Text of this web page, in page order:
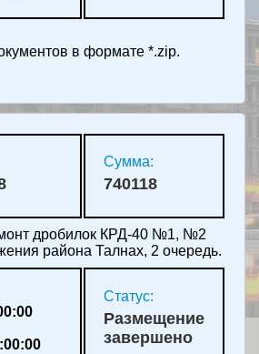
в формате *.zip.
Сумма:
740118
дробилок КРД-40 №1, №2
района Талнах, 2 очередь.
Статус:
Размещение
завершено